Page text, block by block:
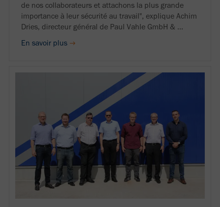
de nos collaborateurs et attachons la plus grande
importance à leur sécurité au travail", explique Achim
Dries, directeur général de Paul Vahle GmbH & ...
En savoir plus